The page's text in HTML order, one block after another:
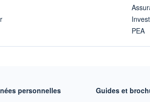
PEA
personnelles Guides et